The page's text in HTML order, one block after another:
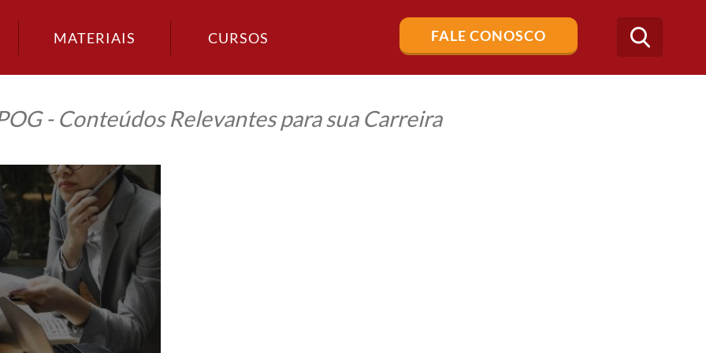
MATERIAIS CURSOS FALE CONOSCO
Buscar
no
blog
- Conteúdos Relevantes para sua Carreira